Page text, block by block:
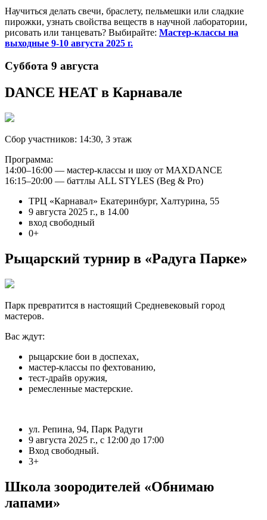
Научиться делать свечи, браслету, пельмешки или сладкие
пирожки, узнать свойства веществ в научной лаборатории,
рисовать или танцевать? Выбирайте: Мастер-классы на
выходные 9-10 августа 2025 г.
Суббота 9 августа
DANCE HEAT в Карнавале
Сбор участников: 14:30, 3 этаж
Программа:
14:00–16:00 — мастер-классы и шоу от MAXDANCE
16:15–20:00 — баттлы ALL STYLES (Beg & Pro)
ТРЦ «Карнавал» Екатеринбург, Халтурина, 55
9 августа 2025 г., в 14.00
вход свободный
0+
Рыцарский турнир в «Радуга Парке»
Парк превратится в настоящий Средневековый город
мастеров.
Вас ждут:
рыцарские бои в доспехах,
мастер-классы по фехтованию,
тест-драйв оружия,
ремесленные мастерские.
ул. Репина, 94, Парк Радуги
9 августа 2025 г., с 12:00 до 17:00
Вход свободный.
3+
Школа зоородителей «Обнимаю
лапами»